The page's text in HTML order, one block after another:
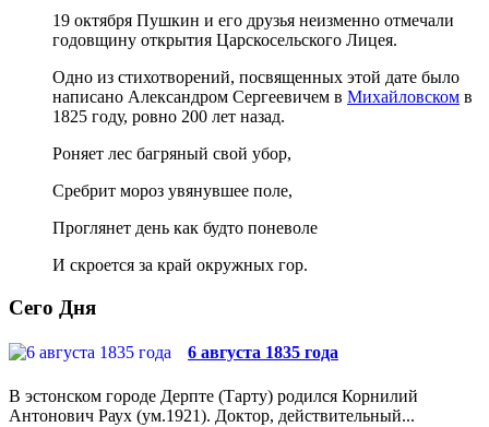
19 октября Пушкин и его друзья неизменно отмечали
годовщину открытия Царскосельского Лицея.
Одно из стихотворений, посвященных этой дате было
написано Александром Сергеевичем в Михайловском в
1825 году, ровно 200 лет назад.
Роняет лес багряный свой убор,
Сребрит мороз увянувшее поле,
Проглянет день как будто поневоле
И скроется за край окружных гор.
Сего Дня
6 августа 1835 года
В эстонском городе Дерпте (Тарту) родился Корнилий
Антонович Раух (ум.1921). Доктор, действительный...